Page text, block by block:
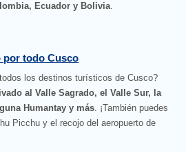
Ecuador y Bolivia.
por todo Cusco
los destinos turísticos de Cusco?
al Valle Sagrado, el Valle Sur, la
Humantay y más . ¡También puedes
Picchu y el recojo del aeropuerto de